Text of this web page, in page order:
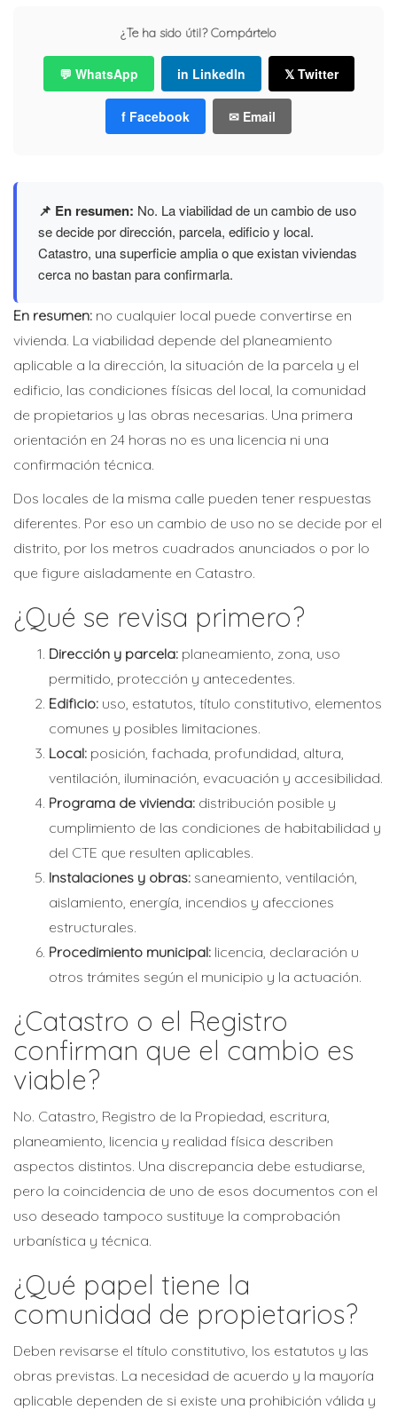
¿Te ha sido útil? Compártelo
💬 WhatsApp in LinkedIn 𝕏 Twitter
f Facebook ✉ Email
📌 En resumen: No. La viabilidad de un cambio de uso
se decide por dirección, parcela, edificio y local.
Catastro, una superficie amplia o que existan viviendas
cerca no bastan para confirmarla.
En resumen: no cualquier local puede convertirse en
vivienda. La viabilidad depende del planeamiento
aplicable a la dirección, la situación de la parcela y el
edificio, las condiciones físicas del local, la comunidad
de propietarios y las obras necesarias. Una primera
orientación en 24 horas no es una licencia ni una
confirmación técnica.
Dos locales de la misma calle pueden tener respuestas
diferentes. Por eso un cambio de uso no se decide por el
distrito, por los metros cuadrados anunciados o por lo
que figure aisladamente en Catastro.
¿Qué se revisa primero?
Dirección y parcela: planeamiento, zona, uso
permitido, protección y antecedentes.
Edificio: uso, estatutos, título constitutivo, elementos
comunes y posibles limitaciones.
Local: posición, fachada, profundidad, altura,
ventilación, iluminación, evacuación y accesibilidad.
Programa de vivienda: distribución posible y
cumplimiento de las condiciones de habitabilidad y
del CTE que resulten aplicables.
Instalaciones y obras: saneamiento, ventilación,
aislamiento, energía, incendios y afecciones
estructurales.
Procedimiento municipal: licencia, declaración u
otros trámites según el municipio y la actuación.
¿Catastro o el Registro
confirman que el cambio es
viable?
No. Catastro, Registro de la Propiedad, escritura,
planeamiento, licencia y realidad física describen
aspectos distintos. Una discrepancia debe estudiarse,
pero la coincidencia de uno de esos documentos con el
uso deseado tampoco sustituye la comprobación
urbanística y técnica.
¿Qué papel tiene la
comunidad de propietarios?
Deben revisarse el título constitutivo, los estatutos y las
obras previstas. La necesidad de acuerdo y la mayoría
aplicable dependen de si existe una prohibición válida y